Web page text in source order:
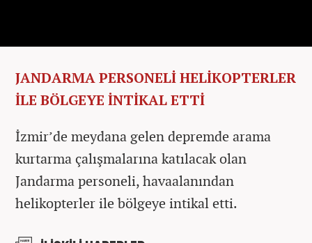
JANDARMA PERSONELİ HELİKOPTERLER
İLE BÖLGEYE İNTİKAL ETTİ
İzmir’de meydana gelen depremde arama
kurtarma çalışmalarına katılacak olan
Jandarma personeli, havaalanından
helikopterler ile bölgeye intikal etti.